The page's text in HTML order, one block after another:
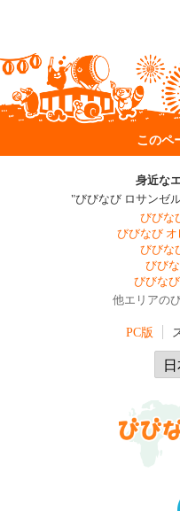
このペ
身近な
"びびなび ロサンゼ
びびな
びびなび
びびな
びび
びびな
他エリアの
PC版